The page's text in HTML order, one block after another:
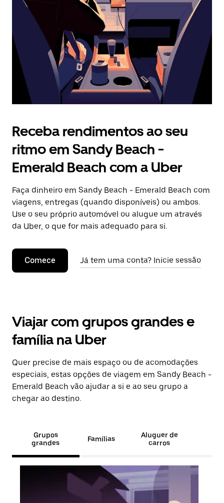
o
calendário.
Receba rendimentos ao seu
ritmo em Sandy Beach -
Emerald Beach com a Uber
Faça dinheiro em Sandy Beach - Emerald Beach com
viagens, entregas (quando disponíveis) ou ambos.
Use o seu próprio automóvel ou alugue um através
da Uber, o que for mais adequado para si.
Comece Já tem uma conta? Inicie sessão
Viajar com grupos grandes e
família na Uber
Quer precise de mais espaço ou de acomodações
especiais, estas opções de viagem em Sandy Beach -
Emerald Beach vão ajudar a si e ao seu grupo a
chegar ao destino.
Grupos
grandes
Famílias
Aluguer de
carros